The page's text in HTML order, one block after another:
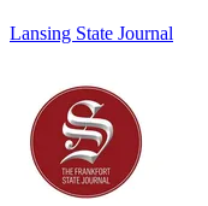
Lansing State Journal